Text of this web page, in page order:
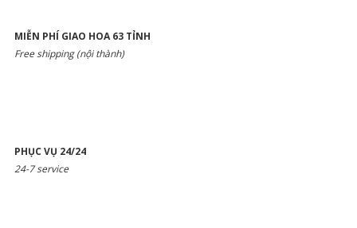
MIỄN PHÍ GIAO HOA 63 TỈNH
Free shipping (nội thành)
PHỤC VỤ 24/24
24-7 service